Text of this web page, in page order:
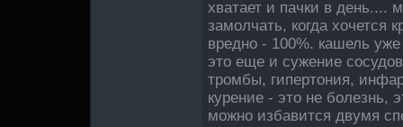
хватает и пачки в день....
замолчать, когда хочется
вредно - 100%. кашель
это еще и сужение
тромбы, гипертония,
курение - это не болезнь,
можно избавится двумя